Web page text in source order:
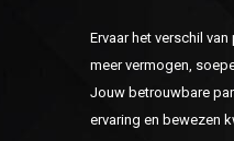
Ervaar het verschil
meer vermogen,
Jouw betrouwbare
ervaring en bewezen